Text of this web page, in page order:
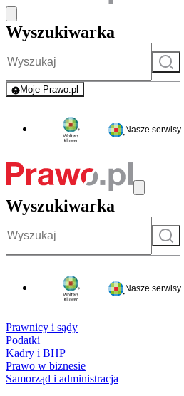
Wyszukiwarka
Szukaj
Moje Prawo.pl
- rejestracja i logowanie do serwisu
Nasze serwisy
Wyszukiwarka
Szukaj
Nasze serwisy
Prawnicy i sądy
Podatki
Kadry i BHP
Prawo w biznesie
Samorząd i administracja